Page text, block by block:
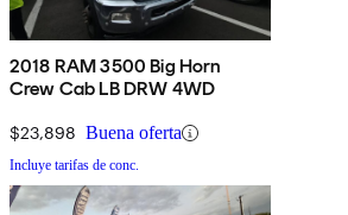
2018 RAM 3500 Big Horn
Crew Cab LB DRW 4WD
$23,898 Buena oferta
Incluye tarifas de conc.